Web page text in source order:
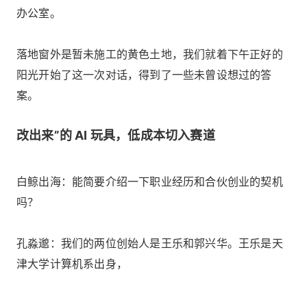
办公室。
落地窗外是暂未施工的黄色土地，我们就着下午正好的
阳光开始了这一次对话，得到了一些未曾设想过的答
案。
改出来”的 AI 玩具，低成本切入赛道
白鲸出海：能简要介绍一下职业经历和合伙创业的契机
吗？
孔淼邈：我们的两位创始人是王乐和郭兴华。王乐是天
津大学计算机系出身，